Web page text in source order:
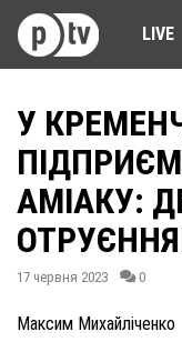
LIVE
У
АМІАКУ:
17 червня 2023 0
Максим Михайліченко